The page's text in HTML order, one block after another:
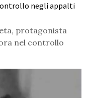
negli appalti
protagonista
nel controllo